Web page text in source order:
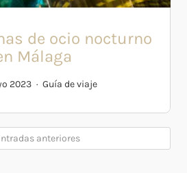
de ocio nocturno
Málaga
2023 Guía de viaje
anteriores